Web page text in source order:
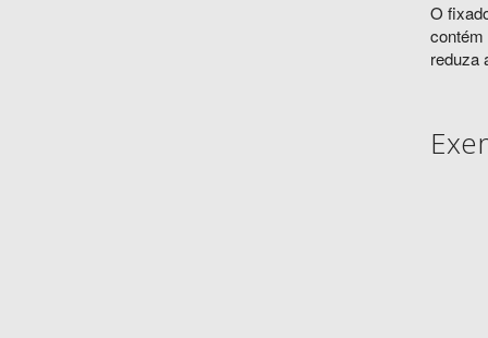
O
contém
reduza